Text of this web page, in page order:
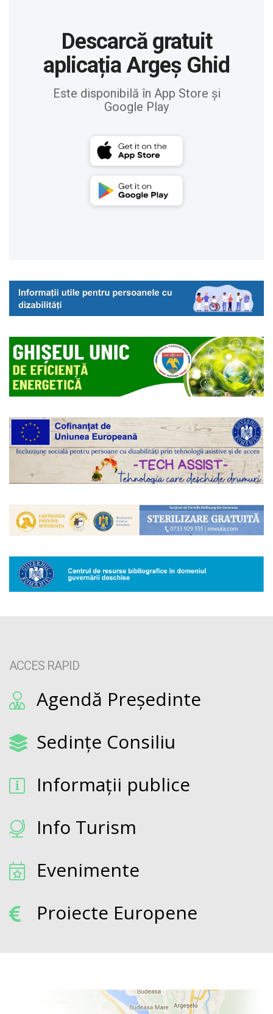
Descarcă gratuit
aplicația Argeș Ghid
Este disponibilă în App Store și
Google Play
ACCES RAPID
Agendă Președinte
Sedințe Consiliu
Informații publice
Info Turism
Evenimente
Proiecte Europene